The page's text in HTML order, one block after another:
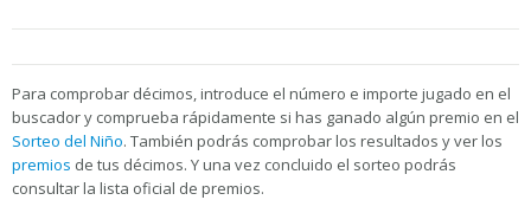
Para comprobar décimos, introduce el número e importe jugado en el
buscador y comprueba rápidamente si has ganado algún premio en el
Sorteo del Niño. También podrás comprobar los resultados y ver los
premios de tus décimos. Y una vez concluido el sorteo podrás
consultar la lista oficial de premios.